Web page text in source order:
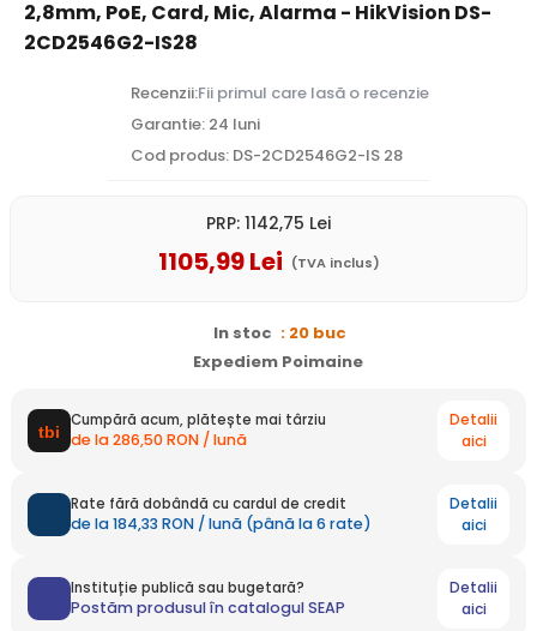
2,8mm, PoE, Card, Mic, Alarma - HikVision DS-
2CD2546G2-IS28
Recenzii:Fii primul care lasă o recenzie
Garantie: 24 luni
Cod produs: DS-2CD2546G2-IS 28
PRP: 1142,75 Lei
1105,99Lei (TVA inclus)
In stoc : 20 buc
Expediem Poimaine
Cumpără acum, plătește mai târziu
de la 286,50 RON / lună
Detalii
aici
Rate fără dobândă cu cardul de credit
de la 184,33 RON / lună (până la 6 rate)
Detalii
aici
Instituție publică sau bugetară?
Postăm produsul în catalogul SEAP
Detalii
aici